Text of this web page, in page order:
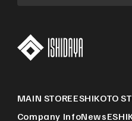
MAIN STOREESHIKOTO
Company InfoNews